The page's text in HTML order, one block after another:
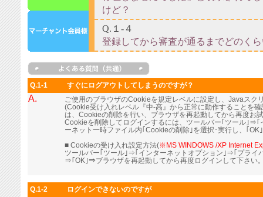
Q.1-1 すぐにログアウトしてしまうのですが？
A.
ご使用のブラウザのCookieを規定レベルに設定し、Javaスク
(Cookie受け入れレベル『中-高』から正常に動作することを
は、Cookieの削除を行い、ブラウザを再起動してから再度お
Cookieを削除してログインするには、ツールバー｢ツール｣⇒
ーネット一時ファイル内｢Cookieの削除｣を選択･実行し、｢
■ Cookieの受け入れ設定方法(※MS WINDOWS /XP Internet
ツールバー｢ツール｣⇒｢インターネットオプション｣⇒｢プライ
⇒｢OK｣⇒ブラウザを再起動してから再度ログインして下さい
Q.1-2 ログインできないのですが